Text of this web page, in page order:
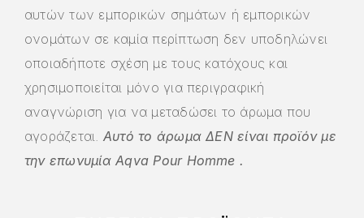
αυτών των εμπορικών σημάτων ή εμπορικών
ονομάτων σε καμία περίπτωση δεν υποδηλώνει
οποιαδήποτε σχέση με τους κατόχους και
χρησιμοποιείται μόνο για περιγραφική
αναγνώριση για να μεταδώσει το άρωμα που
αγοράζεται. Αυτό το άρωμα ΔΕΝ είναι προϊόν με
την επωνυμία Aqva Pour Homme .